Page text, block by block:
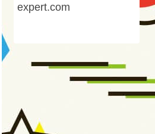
expert.com